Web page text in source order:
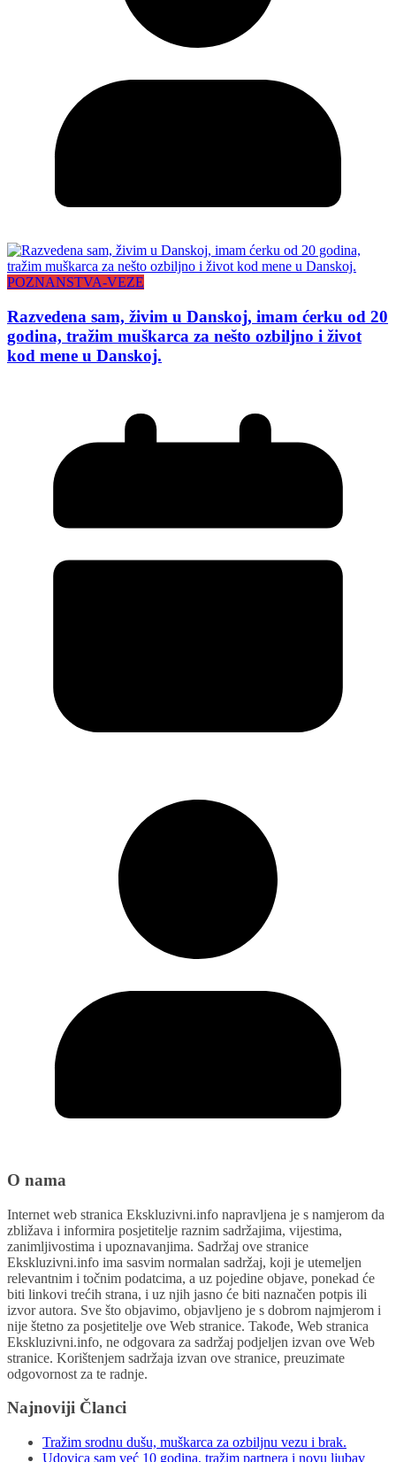
POZNANSTVA-VEZE
Razvedena sam, živim u Danskoj, imam ćerku od 20
godina, tražim muškarca za nešto ozbiljno i život
kod mene u Danskoj.
O nama
Internet web stranica Ekskluzivni.info napravljena je s namjerom da
zbližava i informira posjetitelje raznim sadržajima, vijestima,
zanimljivostima i upoznavanjima. Sadržaj ove stranice
Ekskluzivni.info ima sasvim normalan sadržaj, koji je utemeljen
relevantnim i točnim podatcima, a uz pojedine objave, ponekad će
biti linkovi trećih strana, i uz njih jasno će biti naznačen potpis ili
izvor autora. Sve što objavimo, objavljeno je s dobrom najmjerom i
nije štetno za posjetitelje ove Web stranice. Takođe, Web stranica
Ekskluzivni.info, ne odgovara za sadržaj podjeljen izvan ove Web
stranice. Korištenjem sadržaja izvan ove stranice, preuzimate
odgovornost za te radnje.
Najnoviji Članci
Tražim srodnu dušu, muškarca za ozbiljnu vezu i brak.
Udovica sam već 10 godina, tražim partnera i novu ljubav